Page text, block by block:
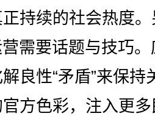
持续的社会热度
需要话题与技巧
良性“矛盾”来保持
方色彩，注入更